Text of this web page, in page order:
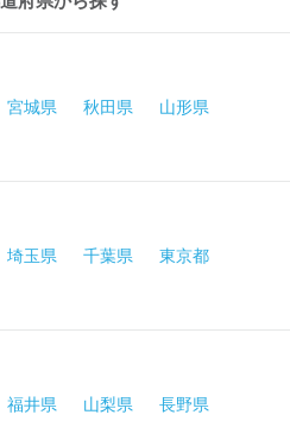
宮城県 秋田県 山形県
埼玉県 千葉県 東京都
福井県 山梨県 長野県